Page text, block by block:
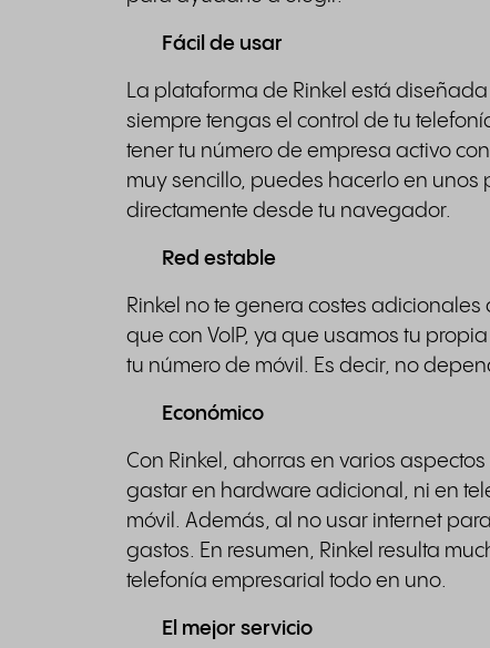
Fácil de usar
La plataforma de Rinkel está
siempre tengas el control de tu
tener tu número de empresa activo
muy sencillo, puedes hacerlo en unos
directamente desde tu navegador.
Red estable
Rinkel no te genera costes
que con VoIP, ya que usamos tu
tu número de móvil. Es decir, no
Económico
Con Rinkel, ahorras en varios
gastar en hardware adicional, ni en
móvil. Además, al no usar internet
gastos. En resumen, Rinkel resulta
telefonía empresarial todo en uno.
El mejor servicio